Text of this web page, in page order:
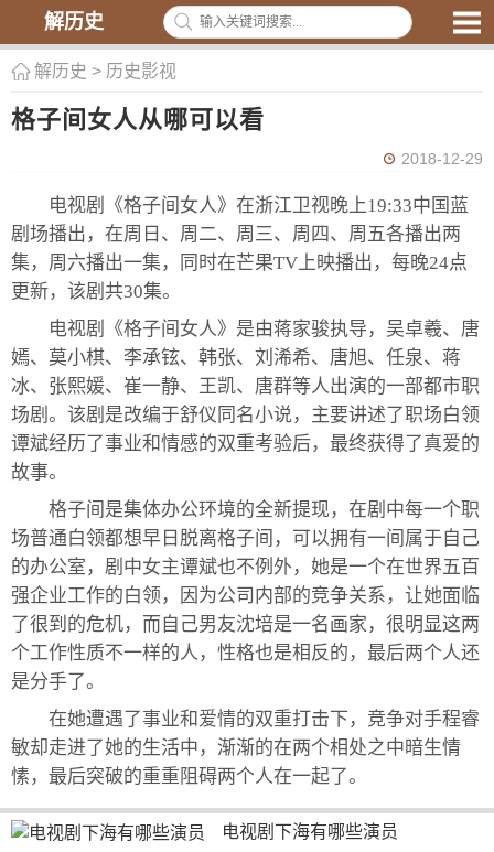
解历史
解历史 > 历史影视
格子间女人从哪可以看
2018-12-29
电视剧《格子间女人》在浙江卫视晚上19:33中国蓝
剧场播出，在周日、周二、周三、周四、周五各播出两
集，周六播出一集，同时在芒果TV上映播出，每晚24点
更新，该剧共30集。
电视剧《格子间女人》是由蒋家骏执导，吴卓羲、唐
嫣、莫小棋、李承铉、韩张、刘浠希、唐旭、任泉、蒋
冰、张熙媛、崔一静、王凯、唐群等人出演的一部都市职
场剧。该剧是改编于舒仪同名小说，主要讲述了职场白领
谭斌经历了事业和情感的双重考验后，最终获得了真爱的
故事。
格子间是集体办公环境的全新提现，在剧中每一个职
场普通白领都想早日脱离格子间，可以拥有一间属于自己
的办公室，剧中女主谭斌也不例外，她是一个在世界五百
强企业工作的白领，因为公司内部的竞争关系，让她面临
了很到的危机，而自己男友沈培是一名画家，很明显这两
个工作性质不一样的人，性格也是相反的，最后两个人还
是分手了。
在她遭遇了事业和爱情的双重打击下，竞争对手程睿
敏却走进了她的生活中，渐渐的在两个相处之中暗生情
愫，最后突破的重重阻碍两个人在一起了。
电视剧下海有哪些演员